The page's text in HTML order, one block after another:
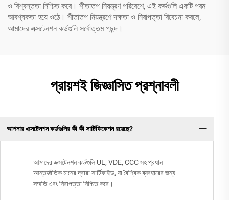
ও বিশ্বস্ততা নিশ্চিত করে। শীতাতপ নিয়ন্ত্রণ পরিবেশে, এই কর্ডগুলি একটি পরম
আবশ্যকতা হয়ে ওঠে। শীতাতপ নিয়ন্ত্রণে দক্ষতা ও নিরাপত্তা বিবেচনা করলে,
আমাদের এক্সটেনশন কর্ডগুলি সর্বোত্তম পছন্দ।
প্রায়শই জিজ্ঞাসিত প্রশ্নাবলী
আপনার এক্সটেনশন কর্ডগুলির কী কী সার্টিফিকেশন রয়েছে?
আমাদের এক্সটেনশন কর্ডগুলি UL, VDE, CCC সহ প্রধান
আন্তর্জাতিক মানের দ্বারা সার্টিফাইড, যা বৈশ্বিক ব্যবহারের জন্য
সম্মতি এবং নিরাপত্তা নিশ্চিত করে।